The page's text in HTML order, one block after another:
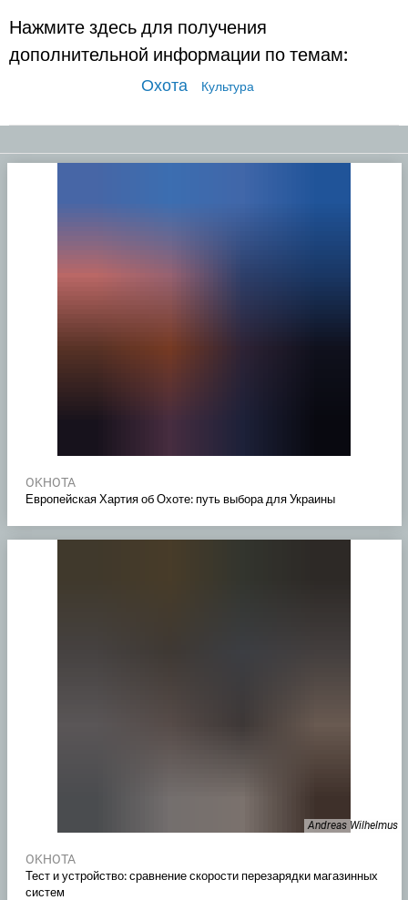
Нажмите здесь для получения
дополнительной информации по темам:
Охота Культура
OKHOTA
Европейская Хартия об Охоте: путь выбора для Украины
Andreas Wilhelmus
OKHOTA
Тест и устройство: сравнение скорости перезарядки магазинных
систем